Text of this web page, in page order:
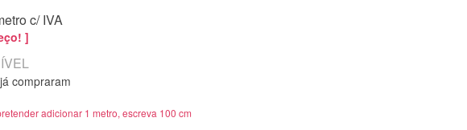
c/ IVA
]
compraram
adicionar 1 metro, escreva 100 cm